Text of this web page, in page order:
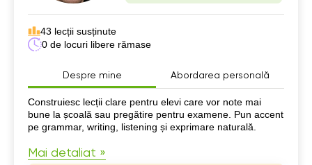
43 lecții susținute
0 de locuri libere rămase
Despre mine Abordarea personală
Despre mine
Construiesc lecții clare pentru elevi care vor note mai
bune la școală sau pregătire pentru examene. Pun accent
pe grammar, writing, listening și exprimare naturală.
Mai detaliat »